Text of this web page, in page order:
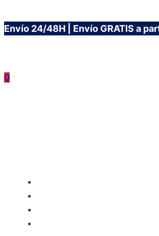
Saltar
Envío 24/48H | Envío GRATIS a
0